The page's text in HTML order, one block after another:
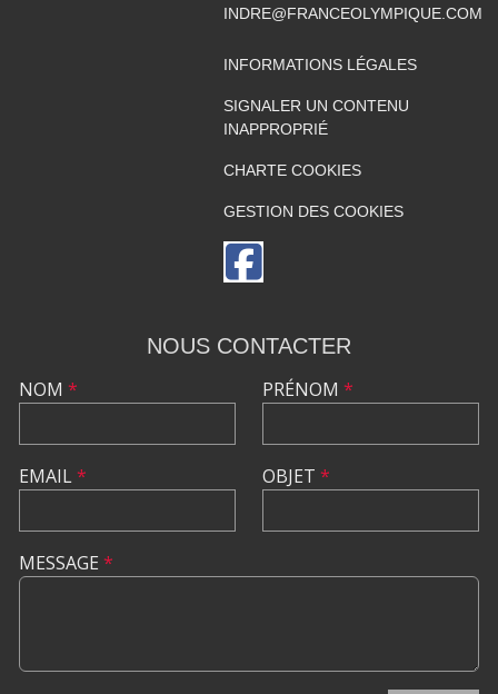
INDRE@FRANCEOLYMPIQUE.COM
INFORMATIONS LÉGALES
SIGNALER UN CONTENU
INAPPROPRIÉ
CHARTE COOKIES
GESTION DES COOKIES
NOUS CONTACTER
NOM *
EMAIL*
PRÉNOM *
OBJET *
MESSAGE *